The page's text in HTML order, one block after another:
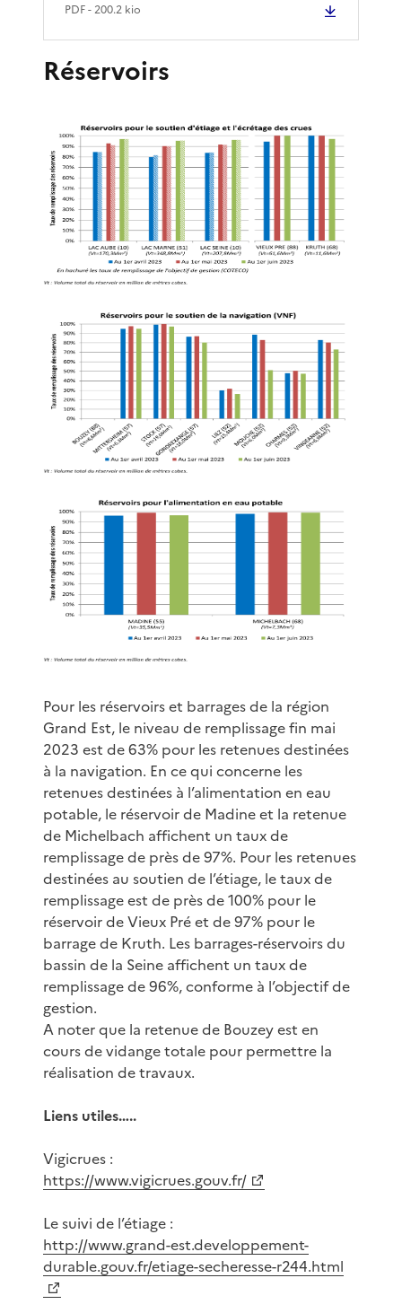
PDF- 200.2 kio
Réservoirs
Pour les réservoirs et barrages de la région
Grand Est, le niveau de remplissage fin mai
2023 est de 63% pour les retenues destinées
à la navigation. En ce qui concerne les
retenues destinées à l’alimentation en eau
potable, le réservoir de Madine et la retenue
de Michelbach affichent un taux de
remplissage de près de 97%. Pour les retenues
destinées au soutien de l’étiage, le taux de
remplissage est de près de 100% pour le
réservoir de Vieux Pré et de 97% pour le
barrage de Kruth. Les barrages-réservoirs du
bassin de la Seine affichent un taux de
remplissage de 96%, conforme à l’objectif de
gestion.
A noter que la retenue de Bouzey est en
cours de vidange totale pour permettre la
réalisation de travaux.
Liens utiles…..
Vigicrues :
https://www.vigicrues.gouv.fr/
Le suivi de l’étiage :
http://www.grand-est.developpement-
durable.gouv.fr/etiage-secheresse-r244.html